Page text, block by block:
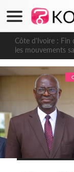
Côte d'Ivoire : Fin
les mouvements